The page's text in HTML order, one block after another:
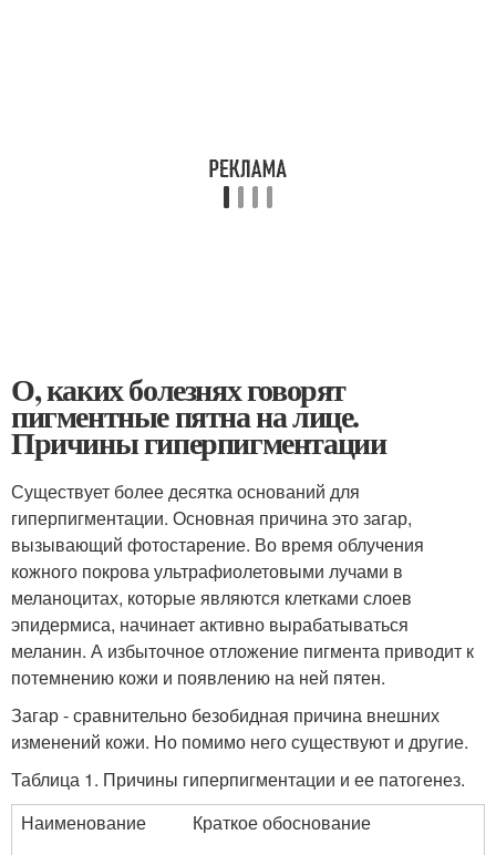
О, каких болезнях говорят
пигментные пятна на лице.
Причины гиперпигментации
Существует более десятка оснований для
гиперпигментации. Основная причина это загар,
вызывающий фотостарение. Во время облучения
кожного покрова ультрафиолетовыми лучами в
меланоцитах, которые являются клетками слоев
эпидермиса, начинает активно вырабатываться
меланин. А избыточное отложение пигмента приводит к
потемнению кожи и появлению на ней пятен.
Загар - сравнительно безобидная причина внешних
изменений кожи. Но помимо него существуют и другие.
Таблица 1. Причины гиперпигментации и ее патогенез.
Наименование
Краткое обоснование